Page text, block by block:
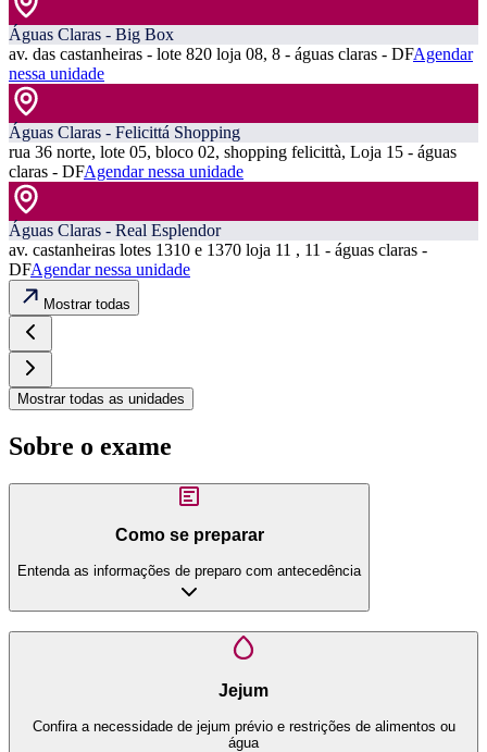
Águas Claras - Big Box
av. das castanheiras - lote 820 loja 08, 8 - águas claras - DFAgendar
nessa unidade
Águas Claras - Felicittá Shopping
rua 36 norte, lote 05, bloco 02, shopping felicittà, Loja 15 - águas
claras - DFAgendar nessa unidade
Águas Claras - Real Esplendor
av. castanheiras lotes 1310 e 1370 loja 11 , 11 - águas claras -
DFAgendar nessa unidade
Mostrar todas
Mostrar todas as unidades
Sobre o exame
Como se preparar
Entenda as informações de preparo com antecedência
Jejum
Confira a necessidade de jejum prévio e restrições de alimentos ou
água